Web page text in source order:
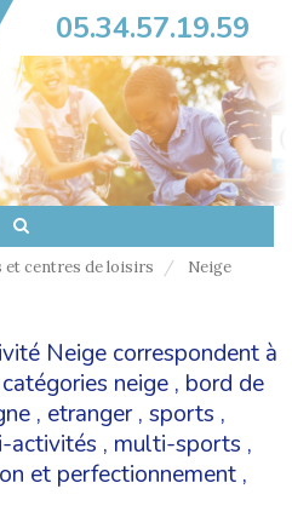
05.34.57.19.59
et centres de loisirs Neige
Neige correspondent à
neige , bord de
, etranger, sports ,
activités , multi-sports ,
et perfectionnement ,